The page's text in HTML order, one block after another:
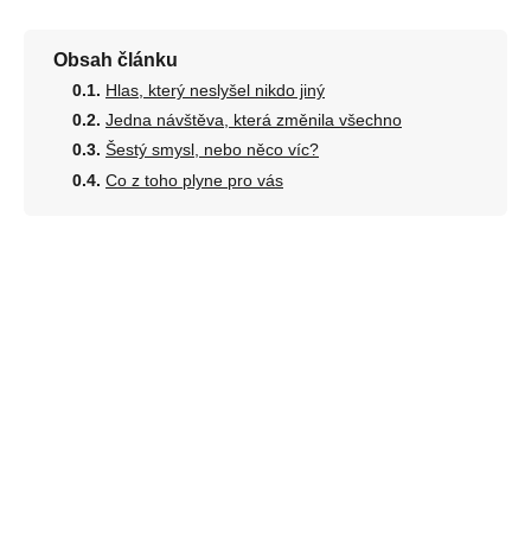
Obsah článku
Hlas, který neslyšel nikdo jiný
Jedna návštěva, která změnila všechno
Šestý smysl, nebo něco víc?
Co z toho plyne pro vás